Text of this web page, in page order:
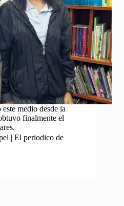
medio desde la
finalmente el
| El periodico de